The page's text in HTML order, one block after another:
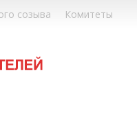
созыва Комитеты